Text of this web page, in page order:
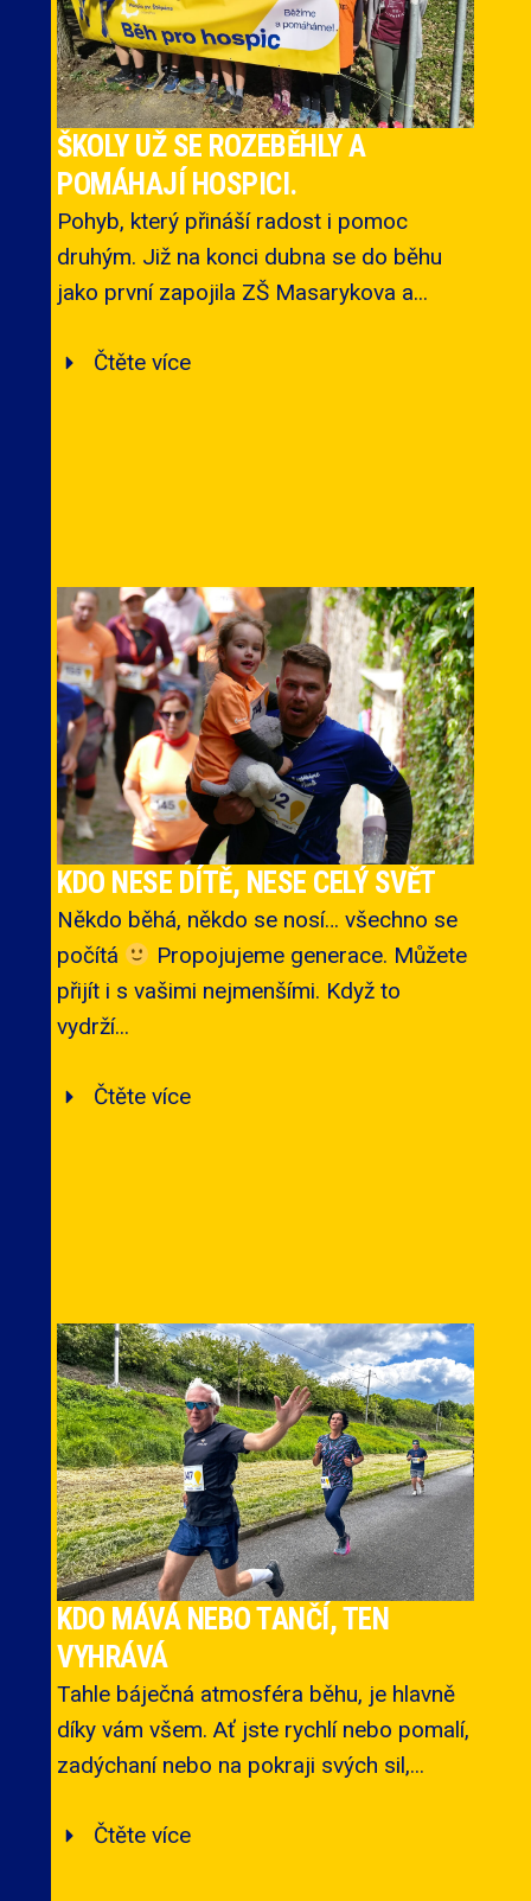
ŠKOLY UŽ SE ROZEBĚHLY A
POMÁHAJÍ HOSPICI.
Pohyb, který přináší radost i pomoc
druhým. Již na konci dubna se do běhu
jako první zapojila ZŠ Masarykova a...
Čtěte více
KDO NESE DÍTĚ, NESE CELÝ SVĚT
Někdo běhá, někdo se nosí… všechno se
počítá
Propojujeme generace. Můžete
přijít i s vašimi nejmenšími. Když to
vydrží...
Čtěte více
KDO MÁVÁ NEBO TANČÍ, TEN
VYHRÁVÁ
Tahle báječná atmosféra běhu, je hlavně
díky vám všem. Ať jste rychlí nebo pomalí,
zadýchaní nebo na pokraji svých sil,...
Čtěte více